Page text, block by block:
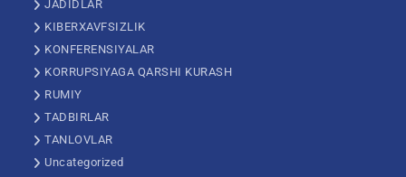
JADIDLAR
KIBERXAVFSIZLIK
KONFERENSIYALAR
KORRUPSIYAGA QARSHI KURASH
RUMIY
TADBIRLAR
TANLOVLAR
Uncategorized